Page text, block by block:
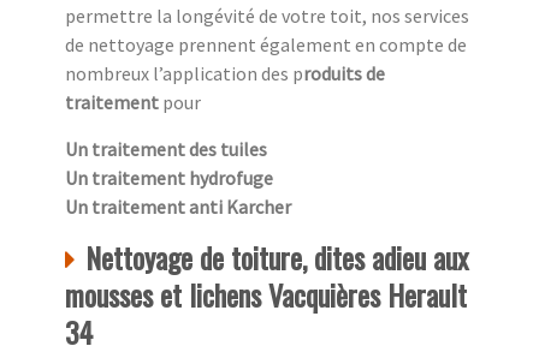
permettre la longévité de votre toit, nos services
de nettoyage prennent également en compte de
nombreux l’application des produits de
traitement pour
Un traitement des tuiles
Un traitement hydrofuge
Un traitement anti Karcher
Nettoyage de toiture, dites adieu aux
mousses et lichens Vacquières Herault
34